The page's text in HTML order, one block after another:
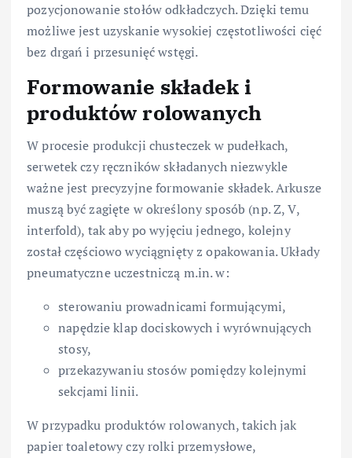
pozycjonowanie stołów odkładczych. Dzięki temu
możliwe jest uzyskanie wysokiej częstotliwości cięć
bez drgań i przesunięć wstęgi.
Formowanie składek i
produktów rolowanych
W procesie produkcji chusteczek w pudełkach,
serwetek czy ręczników składanych niezwykle
ważne jest precyzyjne formowanie składek. Arkusze
muszą być zagięte w określony sposób (np. Z, V,
interfold), tak aby po wyjęciu jednego, kolejny
został częściowo wyciągnięty z opakowania. Układy
pneumatyczne uczestniczą m.in. w:
sterowaniu prowadnicami formującymi,
napędzie klap dociskowych i wyrównujących
stosy,
przekazywaniu stosów pomiędzy kolejnymi
sekcjami linii.
W przypadku produktów rolowanych, takich jak
papier toaletowy czy rolki przemysłowe,